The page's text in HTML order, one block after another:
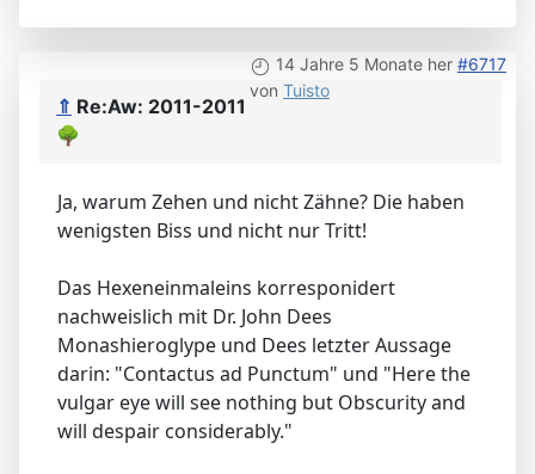
14 Jahre 5 Monate her #6717
von Tuisto
⇑ Re:Aw: 2011-2011
🌳
Ja, warum Zehen und nicht Zähne? Die haben
wenigsten Biss und nicht nur Tritt!
Das Hexeneinmaleins korresponidert
nachweislich mit Dr. John Dees
Monashieroglype und Dees letzter Aussage
darin: "Contactus ad Punctum" und "Here the
vulgar eye will see nothing but Obscurity and
will despair considerably."